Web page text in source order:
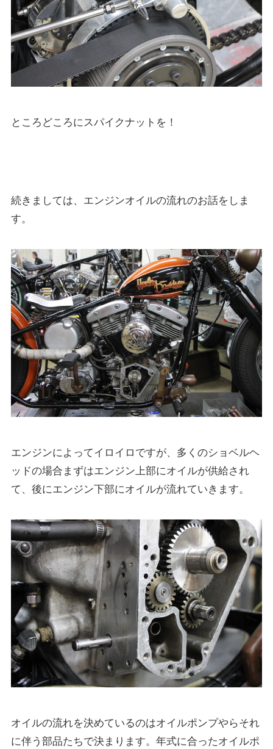
ところどころにスパイクナットを！
続きましては、エンジンオイルの流れのお話をしま
す。
エンジンによってイロイロですが、多くのショベルヘ
ッドの場合まずはエンジン上部にオイルが供給され
て、後にエンジン下部にオイルが流れていきます。
オイルの流れを決めているのはオイルポンプやらそれ
に伴う部品たちで決まります。年式に合ったオイルポ